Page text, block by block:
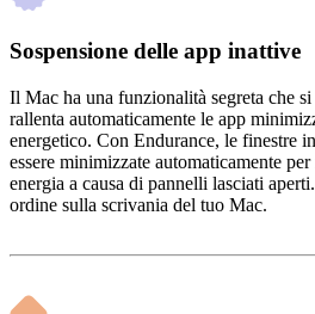
Sospensione delle app inattive
Il Mac ha una funzionalità segreta che
rallenta automaticamente le app
energetico. Con Endurance, le finestre
essere minimizzate automaticamente
energia a causa di pannelli lasciati
ordine sulla scrivania del tuo Mac.